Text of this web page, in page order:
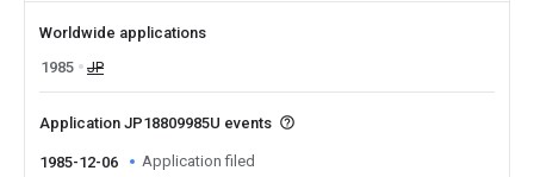
Worldwide applications
1985
JP
Application JP18809985U events
1985-12-06 Application filed